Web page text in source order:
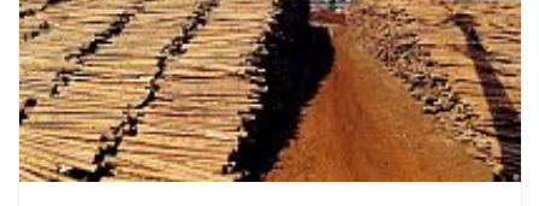
Смотреть проект